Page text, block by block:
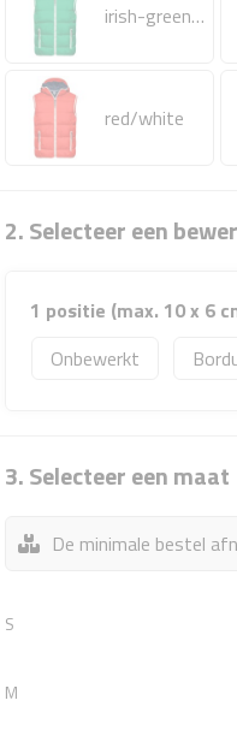
irish-green/white
red/white
2. Selecteer een
1 positie (max. 10 x 6
Onbewerkt
3. Selecteer een maat
De minimale bestel
S
M